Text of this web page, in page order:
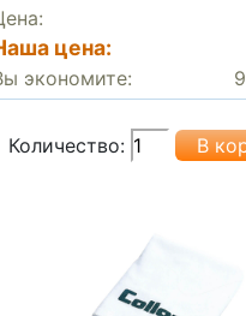
цена:
экономите:
Количество: